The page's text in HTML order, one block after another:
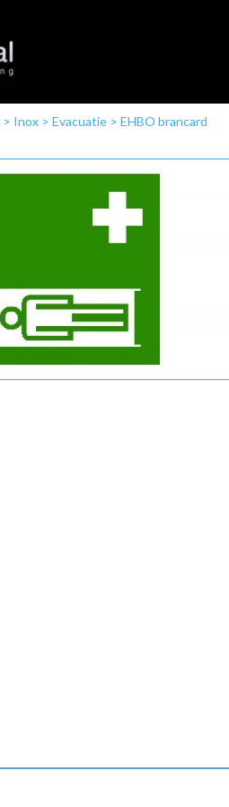
> Inox> Evacuatie> EHBO brancard